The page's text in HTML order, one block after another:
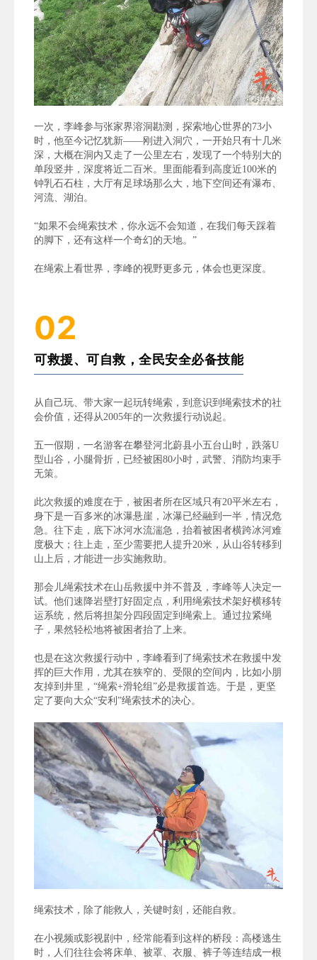
一次，李峰参与张家界溶洞勘测，探索地心世界的73小
时，他至今记忆犹新——刚进入洞穴，一开始只有十几米
深，大概在洞内又走了一公里左右，发现了一个特别大的
单段竖井，深度将近二百米。里面能看到高度近100米的
钟乳石石柱，大厅有足球场那么大，地下空间还有瀑布、
河流、湖泊。
“如果不会绳索技术，你永远不会知道，在我们每天踩着
的脚下，还有这样一个奇幻的天地。”
在绳索上看世界，李峰的视野更多元，体会也更深度。
02
可救援、可自救，全民安全必备技能
从自己玩、带大家一起玩转绳索，到意识到绳索技术的社
会价值，还得从2005年的一次救援行动说起。
五一假期，一名游客在攀登河北蔚县小五台山时，跌落U
型山谷，小腿骨折，已经被困80小时，武警、消防均束手
无策。
此次救援的难度在于，被困者所在区域只有20平米左右，
身下是一百多米的冰瀑悬崖，冰瀑已经融到一半，情况危
急。往下走，底下冰河水流湍急，抬着被困者横跨冰河难
度极大；往上走，至少需要把人提升20米，从山谷转移到
山上后，才能进一步实施救助。
那会儿绳索技术在山岳救援中并不普及，李峰等人决定一
试。他们速降岩壁打好固定点，利用绳索技术架好横移转
运系统，然后将担架分四段固定到绳索上。通过拉紧绳
子，果然轻松地将被困者抬了上来。
也是在这次救援行动中，李峰看到了绳索技术在救援中发
挥的巨大作用，尤其在狭窄的、受限的空间内，比如小朋
友掉到井里，“绳索+滑轮组”必是救援首选。于是，更坚
定了要向大众“安利”绳索技术的决心。
绳索技术，除了能救人，关键时刻，还能自救。
在小视频或影视剧中，经常能看到这样的桥段：高楼逃生
时，人们往往会将床单、被罩、衣服、裤子等连结成一根